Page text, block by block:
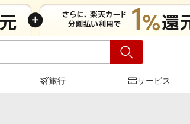
旅行 サービス